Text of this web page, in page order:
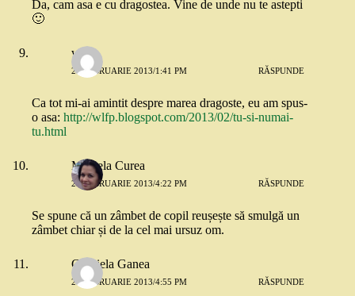
Da, cam asa e cu dragostea. Vine de unde nu te astepti
🙂
wlfp
28 FEBRUARIE 2013/1:41 PM RĂSPUNDE
Ca tot mi-ai amintit despre marea dragoste, eu am spus-
o asa: http://wlfp.blogspot.com/2013/02/tu-si-numai-
tu.html
Mihaela Curea
28 FEBRUARIE 2013/4:22 PM RĂSPUNDE
Se spune că un zâmbet de copil reușește să smulgă un
zâmbet chiar și de la cel mai ursuz om.
Gabriela Ganea
28 FEBRUARIE 2013/4:55 PM RĂSPUNDE